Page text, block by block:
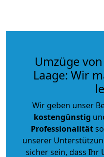
Umzüge
Laage: Wir
Wir geben unser
kostengünstig
Professionalität
unserer
sicher sein, dass Ihr